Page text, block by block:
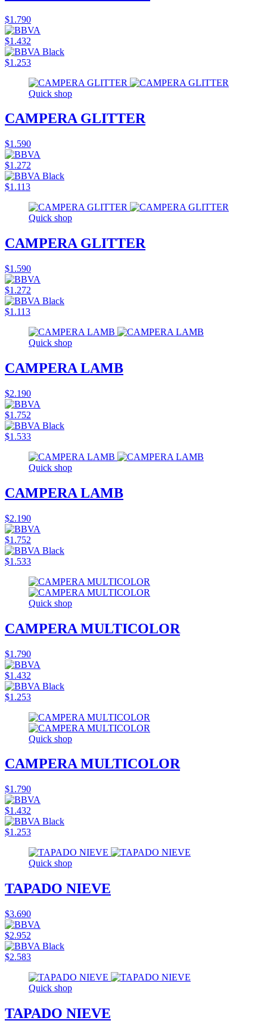
$1.790
$1.432
$1.253
Quick shop
CAMPERA GLITTER
$1.590
$1.272
$1.113
Quick shop
CAMPERA GLITTER
$1.590
$1.272
$1.113
Quick shop
CAMPERA LAMB
$2.190
$1.752
$1.533
Quick shop
CAMPERA LAMB
$2.190
$1.752
$1.533
Quick shop
CAMPERA MULTICOLOR
$1.790
$1.432
$1.253
Quick shop
CAMPERA MULTICOLOR
$1.790
$1.432
$1.253
Quick shop
TAPADO NIEVE
$3.690
$2.952
$2.583
Quick shop
TAPADO NIEVE